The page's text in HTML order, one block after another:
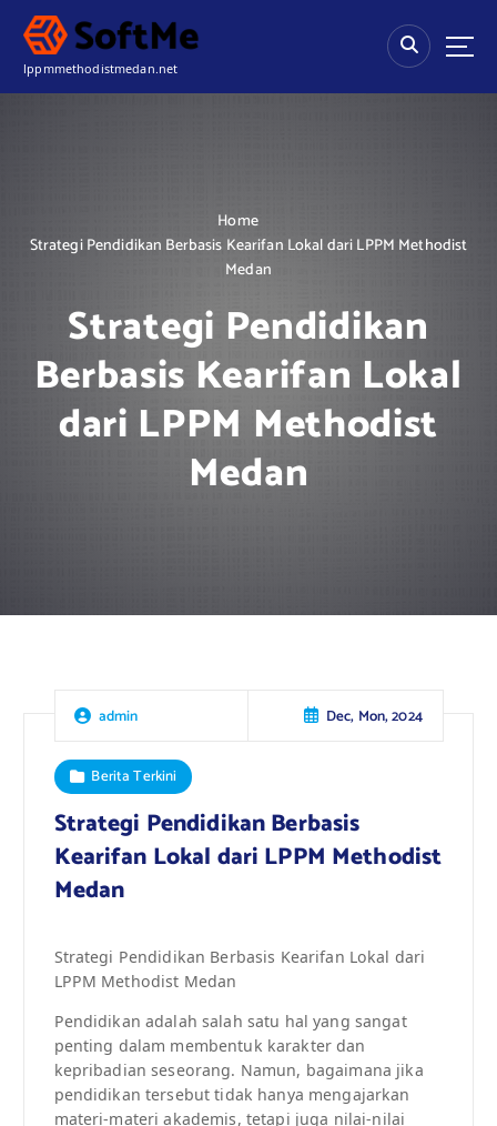
lppmmethodistmedan.net
Home
Strategi Pendidikan Berbasis Kearifan Lokal dari LPPM Methodist
Medan
Strategi Pendidikan
Berbasis Kearifan Lokal
dari LPPM Methodist
Medan
admin Dec, Mon, 2024
Berita Terkini
Strategi Pendidikan Berbasis
Kearifan Lokal dari LPPM Methodist
Medan
Strategi Pendidikan Berbasis Kearifan Lokal dari
LPPM Methodist Medan
Pendidikan adalah salah satu hal yang sangat
penting dalam membentuk karakter dan
kepribadian seseorang. Namun, bagaimana jika
pendidikan tersebut tidak hanya mengajarkan
materi-materi akademis, tetapi juga nilai-nilai